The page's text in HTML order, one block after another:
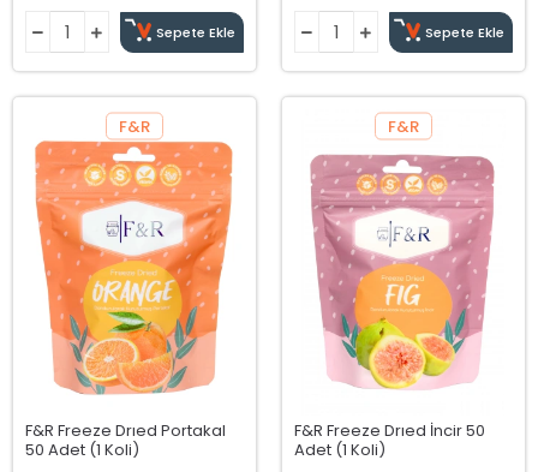
Sepete Ekle Sepete Ekle
F&R Freeze Drıed Portakal
50 Adet (1 Koli)
F&R
F&R Freeze Drıed İncir 50
Adet (1 Koli)
F&R